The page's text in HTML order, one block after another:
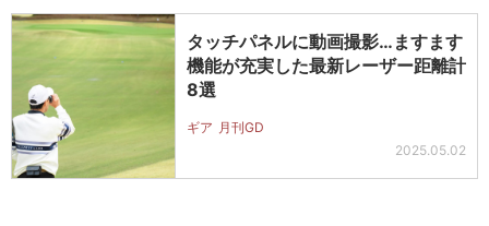
タッチパネルに動画撮影…ますます
機能が充実した最新レーザー距離計
8選
ギア 月刊GD
2025.05.02